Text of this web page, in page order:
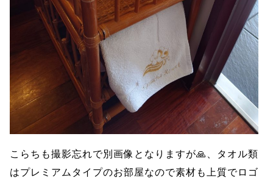
こらちも撮影忘れで別画像となりますが🙏、タオル類
はプレミアムタイプのお部屋なので素材も上質でロゴ